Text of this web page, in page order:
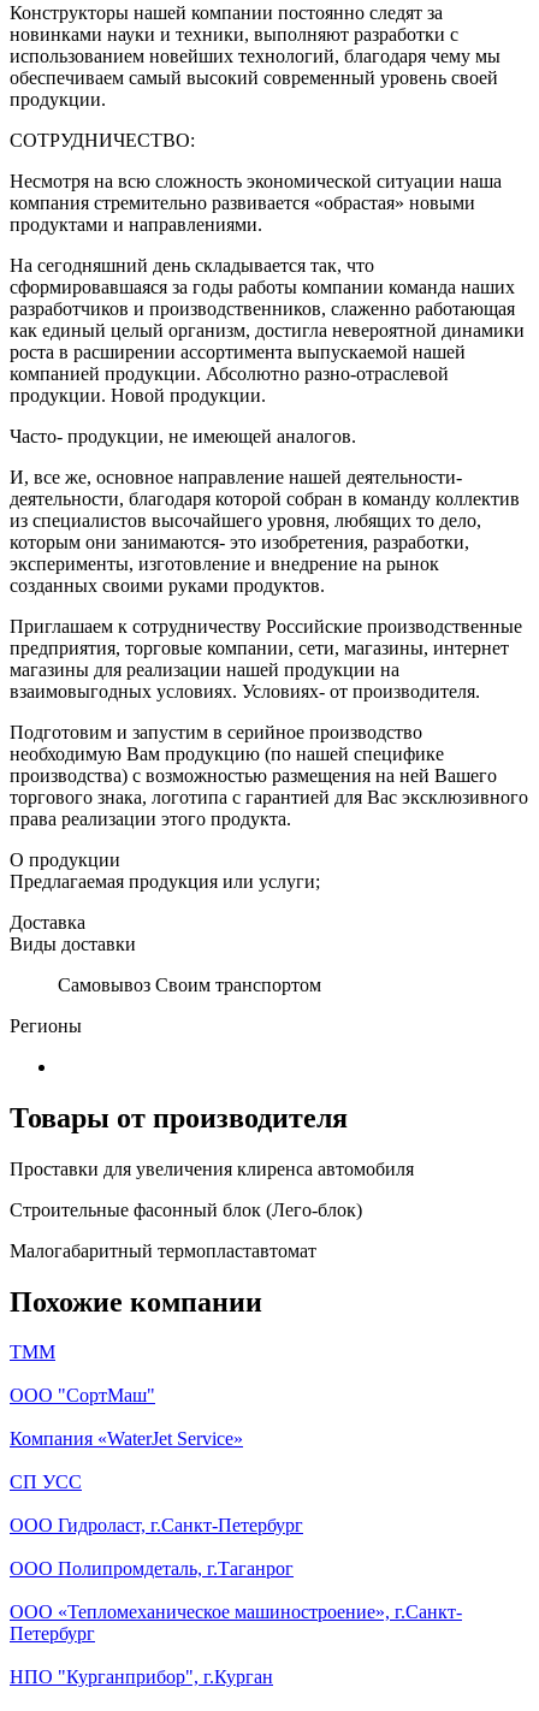
Конструкторы нашей компании постоянно следят за
новинками науки и техники, выполняют разработки с
использованием новейших технологий, благодаря чему мы
обеспечиваем самый высокий современный уровень своей
продукции.
СОТРУДНИЧЕСТВО:
Несмотря на всю сложность экономической ситуации наша
компания стремительно развивается «обрастая» новыми
продуктами и направлениями.
На сегодняшний день складывается так, что
сформировавшаяся за годы работы компании команда наших
разработчиков и производственников, слаженно работающая
как единый целый организм, достигла невероятной динамики
роста в расширении ассортимента выпускаемой нашей
компанией продукции. Абсолютно разно-отраслевой
продукции. Новой продукции.
Часто- продукции, не имеющей аналогов.
И, все же, основное направление нашей деятельности-
деятельности, благодаря которой собран в команду коллектив
из специалистов высочайшего уровня, любящих то дело,
которым они занимаются- это изобретения, разработки,
эксперименты, изготовление и внедрение на рынок
созданных своими руками продуктов.
Приглашаем к сотрудничеству Российские производственные
предприятия, торговые компании, сети, магазины, интернет
магазины для реализации нашей продукции на
взаимовыгодных условиях. Условиях- от производителя.
Подготовим и запустим в серийное производство
необходимую Вам продукцию (по нашей специфике
производства) с возможностью размещения на ней Вашего
торгового знака, логотипа с гарантией для Вас эксклюзивного
права реализации этого продукта.
О продукции
Предлагаемая продукция или услуги;
Доставка
Виды доставки
Самовывоз Своим транспортом
Регионы
Товары от производителя
Проставки для увеличения клиренса автомобиля
Строительные фасонный блок (Лего-блок)
Малогабаритный термопластавтомат
Похожие компании
ТММ
ООО "СортМаш"
Компания «WaterJet Service»
СП УСС
ООО Гидроласт, г.Санкт-Петербург
ООО Полипромдеталь, г.Таганрог
ООО «Тепломеханическое машиностроение», г.Санкт-
Петербург
НПО "Курганприбор", г.Курган